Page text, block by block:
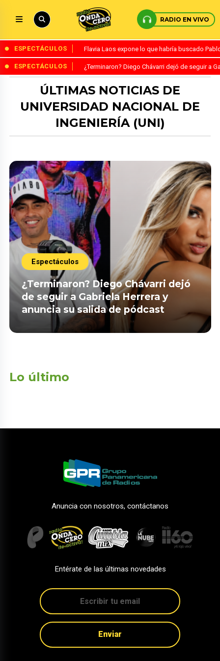
RADIO EN VIVO
ESPECTÁCULOS Flavia Laos expone lo que habría buscado
ESPECTÁCULOS ¿Terminaron? Diego Chávarri dejó de seguir a
ÚLTIMAS NOTICIAS DE
UNIVERSIDAD NACIONAL DE
INGENIERÍA (UNI)
Espectáculos
¿Terminaron? Diego Chávarri dejó
de seguir a Gabriela Herrera y
anuncia su salida de pódcast
Lo último
Anuncia con nosotros, contáctanos
Entérate de las últimas novedades
Enviar